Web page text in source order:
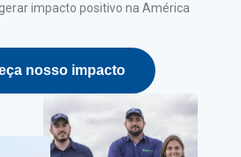
impacto positivo na América
nosso impacto